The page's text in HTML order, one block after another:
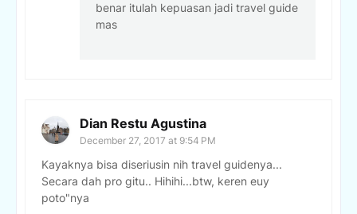
benar itulah kepuasan jadi travel guide
mas
Dian Restu Agustina
December 27, 2017 at 9:54 PM
Kayaknya bisa diseriusin nih travel guidenya...
Secara dah pro gitu.. Hihihi...btw, keren euy
poto"nya